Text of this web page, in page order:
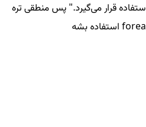
قرار می‌گیرد." پس منطقی تره